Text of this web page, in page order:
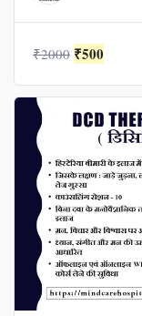
₹2000 Original
was:
₹2000.
₹500
is:
₹500.